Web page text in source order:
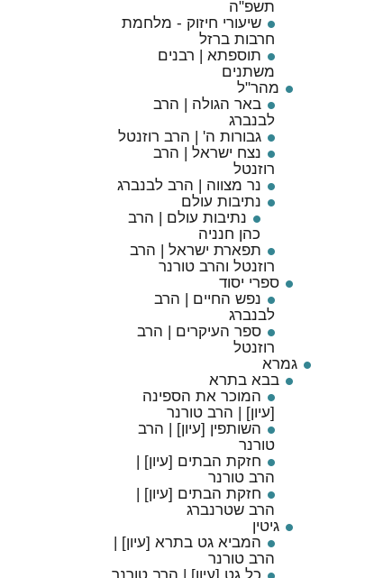
תשפ"ה
שיעורי חיזוק - מלחמת
חרבות ברזל
תוספתא | רבנים
משתנים
מהר"ל
באר הגולה | הרב
לבנברג
גבורות ה' | הרב רוזנטל
נצח ישראל | הרב
רוזנטל
נר מצווה | הרב לבנברג
נתיבות עולם
נתיבות עולם | הרב
כהן חנניה
תפארת ישראל | הרב
רוזנטל והרב טורנר
ספרי יסוד
נפש החיים | הרב
לבנברג
ספר העיקרים | הרב
רוזנטל
גמרא
בבא בתרא
המוכר את הספינה
[עיון] | הרב טורנר
השותפין [עיון] | הרב
טורנר
חזקת הבתים [עיון] |
הרב טורנר
חזקת הבתים [עיון] |
הרב שטרנברג
גיטין
המביא גט בתרא [עיון] |
הרב טורנר